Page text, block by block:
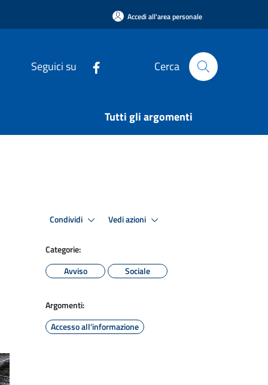
Accedi all'area personale
Seguici su Cerca
Tutti gli argomenti
Condividi Vedi azioni
Categorie:
Avviso
Sociale
Argomenti:
Accesso all'informazione